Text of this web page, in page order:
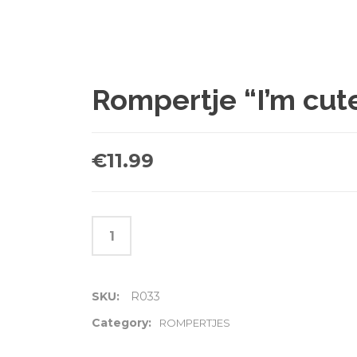
Rompertje “I’m
€11.99
SKU:
R033
Category:
ROMPERTJES